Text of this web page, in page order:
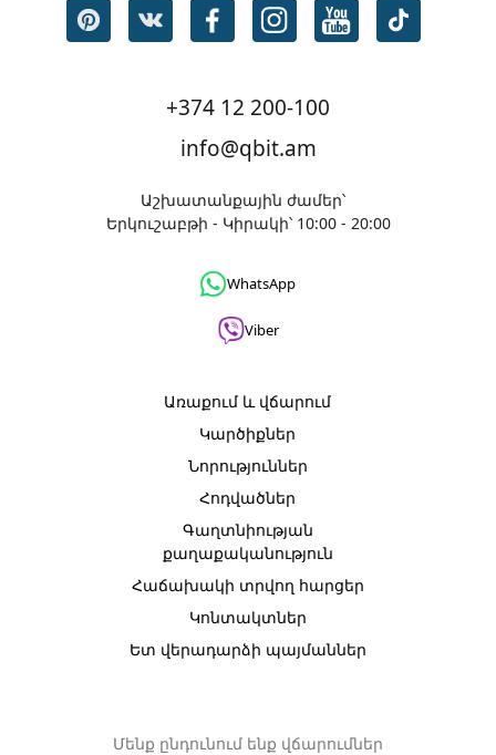
+374 12 200-100
info@qbit.am
Աշխատանքային ժամեր՝
Երկուշաբթի - Կիրակի՝ 10:00 - 20:00
WhatsApp
Viber
Առաքում և վճարում
Կարծիքներ
Նորություններ
Հոդվածներ
Գաղտնիության
քաղաքականություն
Հաճախակի տրվող հարցեր
Կոնտակտներ
Ետ վերադարձի պայմաններ
Մենք ընդունում ենք վճարումներ